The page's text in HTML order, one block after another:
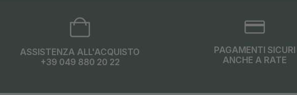
ASSISTENZA ALL'ACQUISTO
+39 049 880 20 22
PAGAMENTI SICURI
ANCHE A RATE